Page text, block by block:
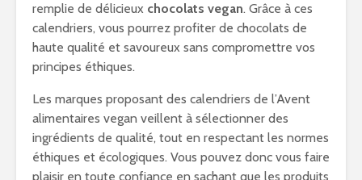
remplie de délicieux chocolats vegan. Grâce à ces
calendriers, vous pourrez profiter de chocolats de
haute qualité et savoureux sans compromettre vos
principes éthiques.
Les marques proposant des calendriers de l’Avent
alimentaires vegan veillent à sélectionner des
ingrédients de qualité, tout en respectant les normes
éthiques et écologiques. Vous pouvez donc vous faire
plaisir en toute confiance en sachant que les produits